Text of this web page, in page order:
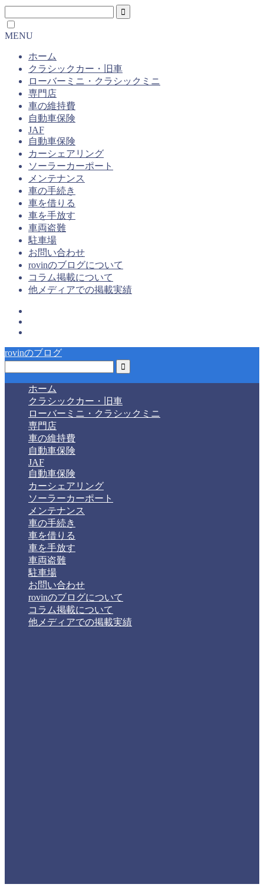
MENU
ホーム
クラシックカー・旧車
ローバーミニ・クラシックミニ
専門店
車の維持費
自動車保険
JAF
自動車保険
カーシェアリング
ソーラーカーポート
メンテナンス
車の手続き
車を借りる
車を手放す
車両盗難
駐車場
お問い合わせ
rovinのブログについて
コラム掲載について
他メディアでの掲載実績
rovinのブログ
ホーム
クラシックカー・旧車
ローバーミニ・クラシックミニ
専門店
車の維持費
自動車保険
JAF
自動車保険
カーシェアリング
ソーラーカーポート
メンテナンス
車の手続き
車を借りる
車を手放す
車両盗難
駐車場
お問い合わせ
rovinのブログについて
コラム掲載について
他メディアでの掲載実績